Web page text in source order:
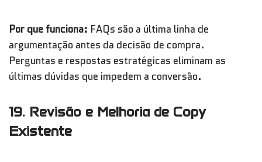
Por que funciona: FAQs são a última linha de
argumentação antes da decisão de compra.
Perguntas e respostas estratégicas eliminam as
últimas dúvidas que impedem a conversão.
19. Revisão e Melhoria de Copy
Existente